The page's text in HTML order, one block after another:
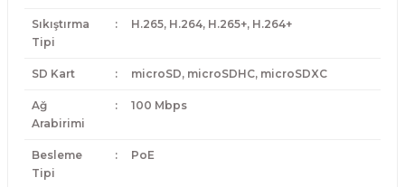
Sıkıştırma
Tipi
: H.265, H.264, H.265+, H.264+
SD Kart : microSD, microSDHC, microSDXC
Ağ
Arabirimi
: 100 Mbps
Besleme
Tipi
: PoE